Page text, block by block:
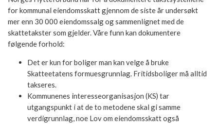
takstsystemene for kommunal eiendomsskatt gjennom de
siste år undersøkt mer enn 30 000 eiendomssalg og
sammenlignet med de skattetakster som gjelder. Våre funn
kan dokumentere følgende forhold:
Det er kun for boliger man kan velge å bruke
Skatteetatens formuesgrunnlag. Fritidsboliger må
alltid takseres.
Kommunenes interesseorganisasjon (KS) tar
utgangspunkt i at de to metodene skal gi samme
verdigrunnlag, noe Lov om eiendomsskatt også